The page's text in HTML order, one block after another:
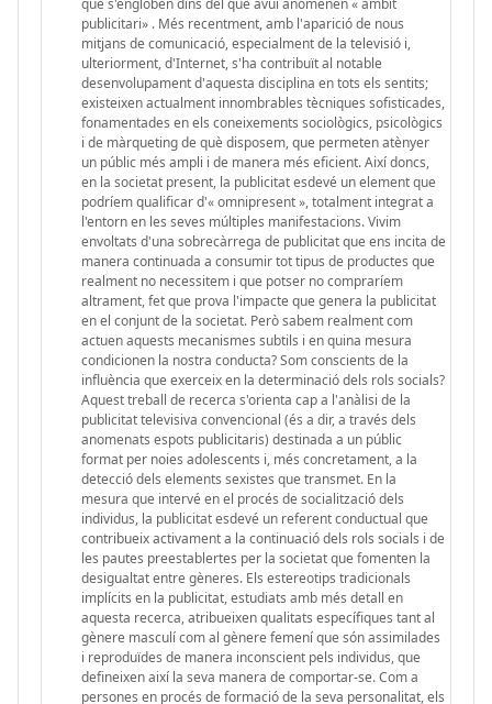
que s'engloben dins del que avui anomenen « àmbit
publicitari» . Més recentment, amb l'aparició de nous
mitjans de comunicació, especialment de la televisió i,
ulteriorment, d'Internet, s'ha contribuït al notable
desenvolupament d'aquesta disciplina en tots els sentits;
existeixen actualment innombrables tècniques sofisticades,
fonamentades en els coneixements sociològics, psicològics
i de màrqueting de què disposem, que permeten atènyer
un públic més ampli i de manera més eficient. Així doncs,
en la societat present, la publicitat esdevé un element que
podríem qualificar d'« omnipresent », totalment integrat a
l'entorn en les seves múltiples manifestacions. Vivim
envoltats d'una sobrecàrrega de publicitat que ens incita de
manera continuada a consumir tot tipus de productes que
realment no necessitem i que potser no compraríem
altrament, fet que prova l'impacte que genera la publicitat
en el conjunt de la societat. Però sabem realment com
actuen aquests mecanismes subtils i en quina mesura
condicionen la nostra conducta? Som conscients de la
influència que exerceix en la determinació dels rols socials?
Aquest treball de recerca s'orienta cap a l'anàlisi de la
publicitat televisiva convencional (és a dir, a través dels
anomenats espots publicitaris) destinada a un públic
format per noies adolescents i, més concretament, a la
detecció dels elements sexistes que transmet. En la
mesura que intervé en el procés de socialització dels
individus, la publicitat esdevé un referent conductual que
contribueix activament a la continuació dels rols socials i de
les pautes preestablertes per la societat que fomenten la
desigualtat entre gèneres. Els estereotips tradicionals
implícits en la publicitat, estudiats amb més detall en
aquesta recerca, atribueixen qualitats específiques tant al
gènere masculí com al gènere femení que són assimilades
i reproduïdes de manera inconscient pels individus, que
defineixen així la seva manera de comportar-se. Com a
persones en procés de formació de la seva personalitat, els